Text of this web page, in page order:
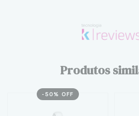
Produtos
- 50 % OFF